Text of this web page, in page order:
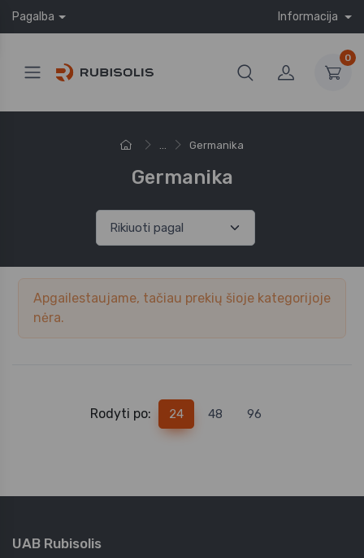
Pagalba Informacija
0
... Germanika
Germanika
Apgailestaujame, tačiau prekių šioje kategorijoje
nėra.
Rodyti po: 24 48 96
UAB Rubisolis